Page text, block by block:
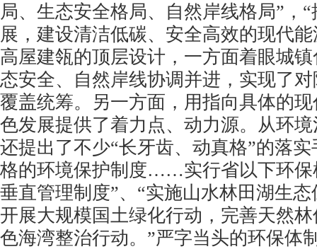
局、生态安全格局、自然岸线格局”，
展，建设清洁低碳、安全高效的现代
高屋建瓴的顶层设计，一方面着眼城
态安全、自然岸线协调并进，实现了
覆盖统筹。另一方面，用指向具体的
色发展提供了着力点、动力源。从环
还提出了不少“长牙齿、动真格”的落
格的环境保护制度……实行省以下环保
垂直管理制度”、“实施山水林田湖生
开展大规模国土绿化行动，完善天然
色海湾整治行动。”严字当头的环保体